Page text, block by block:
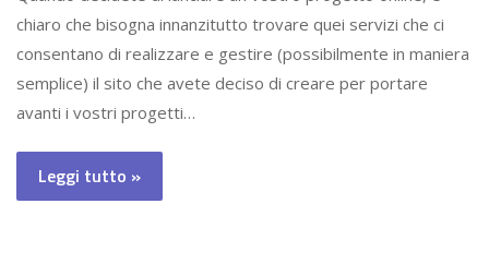
chiaro che bisogna innanzitutto trovare quei servizi che ci
consentano di realizzare e gestire (possibilmente in maniera
semplice) il sito che avete deciso di creare per portare
avanti i vostri progetti…
Leggi tutto »